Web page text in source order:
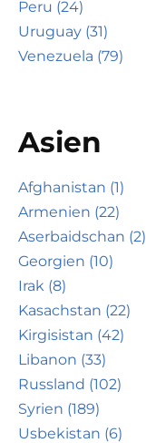
Peru (24)
Uruguay (31)
Venezuela (79)
Asien
Afghanistan (1)
Armenien (22)
Aserbaidschan (2)
Georgien (10)
Irak (8)
Kasachstan (22)
Kirgisistan (42)
Libanon (33)
Russland (102)
Syrien (189)
Usbekistan (6)